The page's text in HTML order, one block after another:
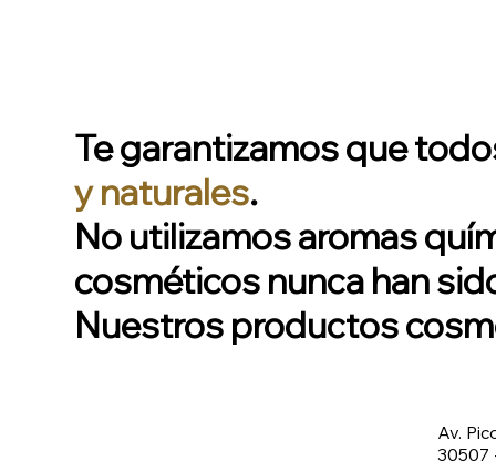
Te garantizamos que
y naturales.
No utilizamos aromas
cosméticos nunca han
Nuestros productos
Av.
30507